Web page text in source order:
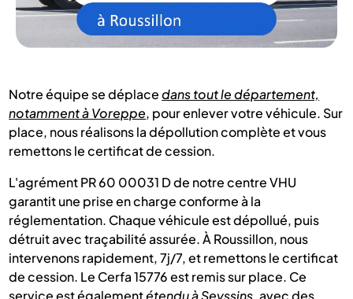
Notre équipe se déplacedans tout le département,
notamment à Voreppe, pour enlever votre véhicule. Sur
place, nous réalisons la dépollution complète et vous
remettons le certificat de cession.
L'agrément PR 60 00031 D de notre centre VHU
garantit une prise en charge conforme à la
réglementation. Chaque véhicule est dépollué, puis
détruit avec traçabilité assurée. À Roussillon, nous
intervenons rapidement, 7j/7, et remettons le certificat
de cession. Le Cerfa 15776 est remis sur place. Ce
service est égalementétendu à Seyssins, avec des